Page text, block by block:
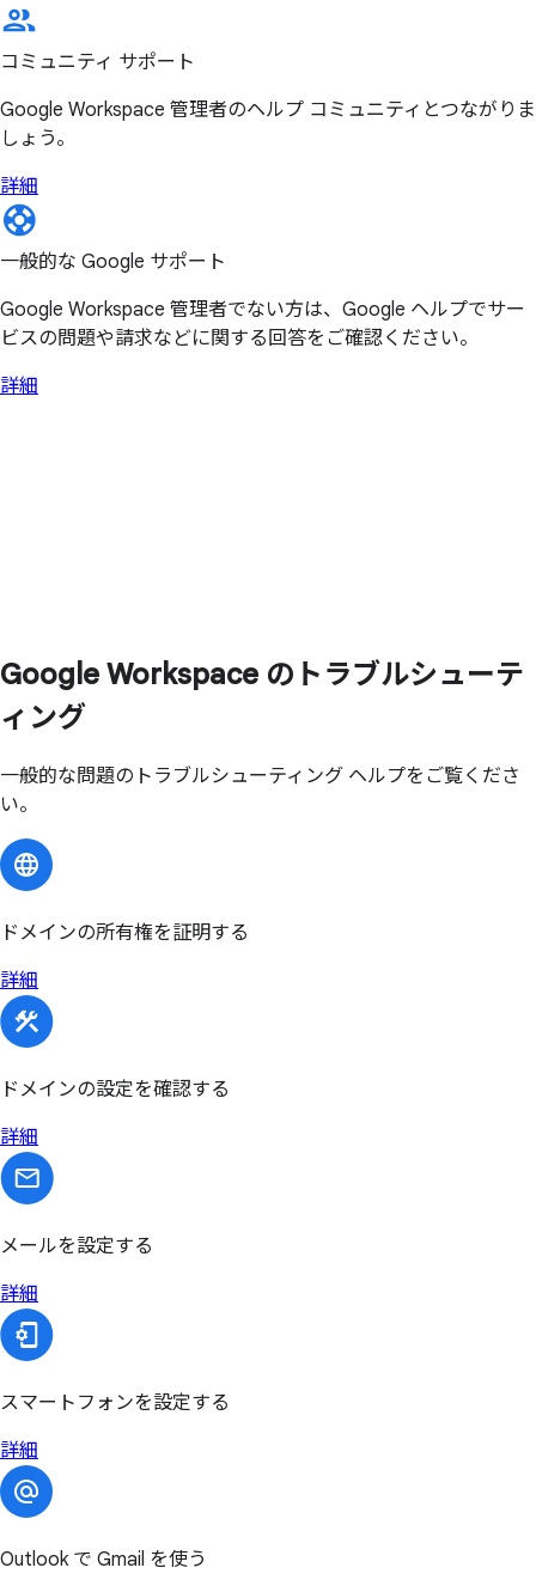
コミュニティ サポート
Google Workspace 管理者のヘルプ コミュニティとつながりま
しょう。
詳細
一般的な Google サポート
Google Workspace 管理者でない方は、Google ヘルプでサー
ビスの問題や請求などに関する回答をご確認ください。
詳細
Google Workspace の トラブルシューテ
ィング
一般的な問題のトラブルシューティング ヘルプをご覧くださ
い。
ドメインの所有権を証明する
詳細
ドメインの設定を確認する
詳細
メールを設定する
詳細
スマートフォンを設定する
詳細
Outlook で Gmail を使う